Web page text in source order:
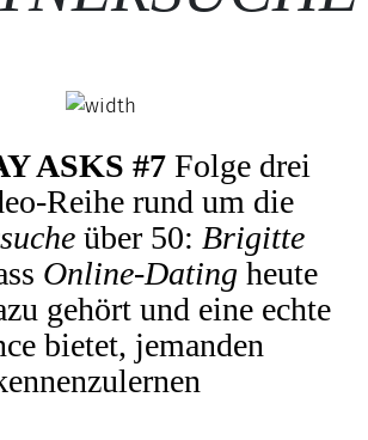
ASKS #7 Folge drei
Reihe rund um die
über 50: Brigitte
Online-Dating heute
gehört und eine echte
bietet, jemanden